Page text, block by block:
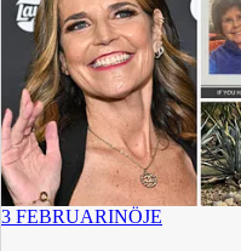
3 FEBRUARINÖJE